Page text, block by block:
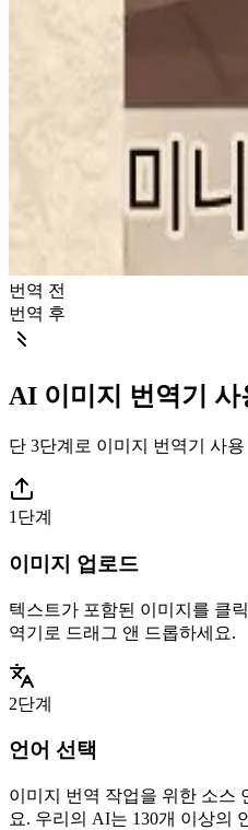
번역 전
번역 후
AI 이미지 번역기 사
단 3단계로 이미지 번역기 사용
1단계
이미지 업로드
텍스트가 포함된 이미지를 클
역기로 드래그 앤 드롭하세요.
2단계
언어 선택
이미지 번역 작업을 위한 소스
요. 우리의 AI는 130개 이상의